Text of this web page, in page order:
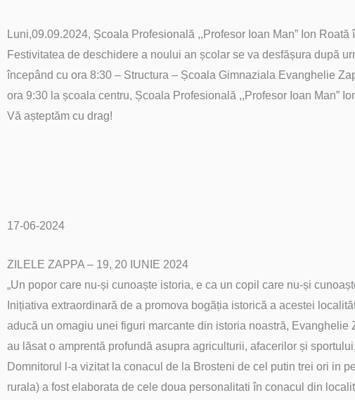
Luni,09.09.2024, Școala Profesională ,,Profesor Ioan Man” Ion
Festivitatea de deschidere a noului an școlar se va desfășura după
începând cu ora 8:30 – Structura – Școala Gimnaziala Evanghelie
ora 9:30 la școala centru, Școala Profesională ,,Profesor Ioan Man”
Vă așteptăm cu drag!
17-06-2024
ZILELE ZAPPA – 19, 20 IUNIE 2024
„Un popor care nu-și cunoaște istoria, e ca un copil care nu-și
Inițiativa extraordinară de a promova bogăția istorică a acestei
aducă un omagiu unei figuri marcante din istoria noastră,
au lăsat o amprentă profundă asupra agriculturii, afacerilor și
Domnitorul l-a vizitat la conacul de la Brosteni de cel putin trei ori in
rurala) a fost elaborata de cele doua personalitati în conacul din